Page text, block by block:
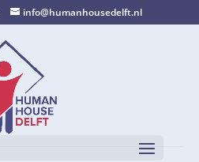
info@humanhousedelft.nl